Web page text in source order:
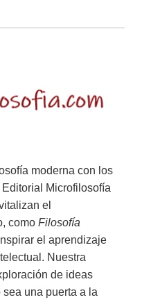
moderna con los
Editorial Microfilosofía
el
como Filosofía
el aprendizaje
Nuestra
de ideas
una puerta a la